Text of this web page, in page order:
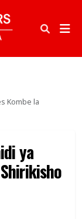
Kombe la
ya